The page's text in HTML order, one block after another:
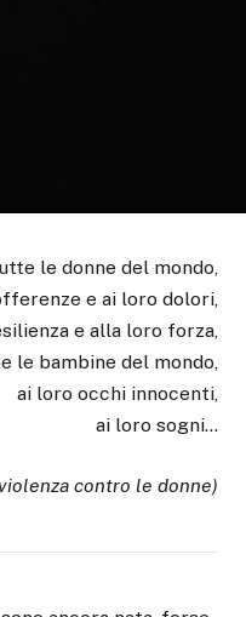
le donne del mondo,
e ai loro dolori,
e alla loro forza,
le bambine del mondo,
ai loro occhi innocenti,
ai loro sogni…
contro le donne)